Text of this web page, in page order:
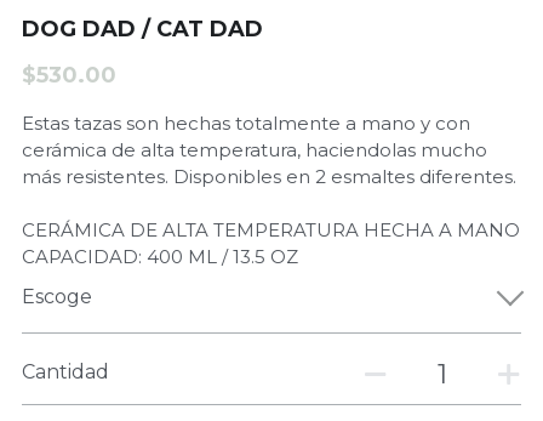
DOG DAD / CAT DAD
$530.00
Estas tazas son hechas totalmente a mano y con
cerámica de alta temperatura, haciendolas mucho
más resistentes. Disponibles en 2 esmaltes diferentes.
CERÁMICA DE ALTA TEMPERATURA HECHA A MANO
CAPACIDAD: 400 ML / 13.5 OZ
Escoge
Cantidad